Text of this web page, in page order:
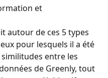
et
autour de ces 5 types
pour lesquels il a été
entre les
de Greenly, tout